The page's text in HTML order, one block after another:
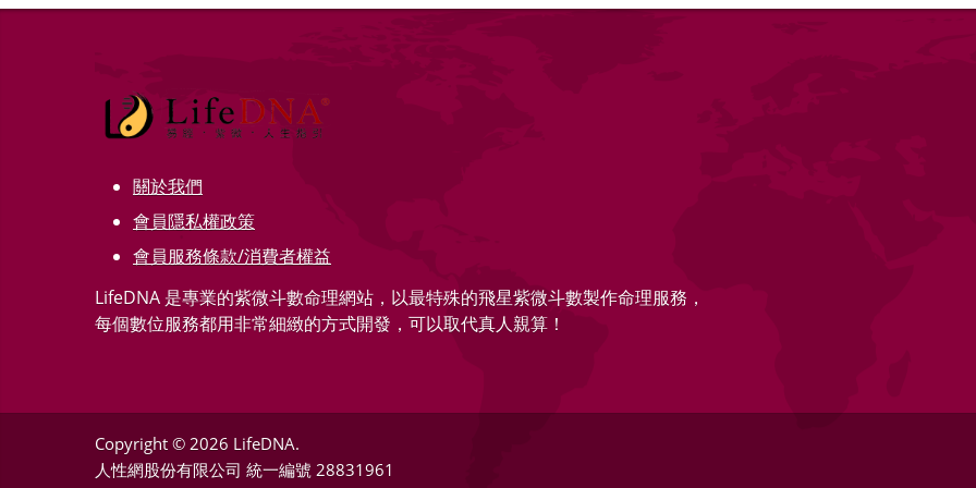
關於我們
會員隱私權政策
會員服務條款/消費者權益
LifeDNA 是專業的紫微斗數命理網站，以最特殊的飛星紫微斗數製作命理服務，
每個數位服務都用非常細緻的方式開發，可以取代真人親算！
Copyright © 2026 LifeDNA.
人性網股份有限公司 統一編號 28831961